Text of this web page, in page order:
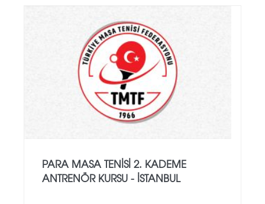
PARA MASA TENISI 2. KADEME
ANTRENÖR KURSU - İSTANBUL